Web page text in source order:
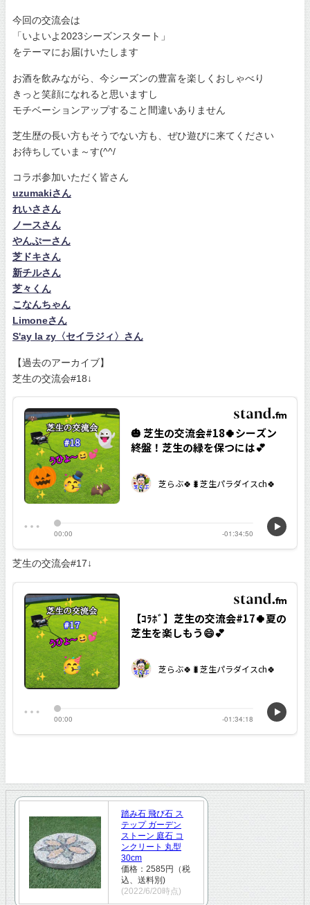
今回の交流会は
「いよいよ2023シーズンスタート」
をテーマにお届けいたします
お酒を飲みながら、今シーズンの豊富を楽しくおしゃべり
きっと笑顔になれると思いますし
モチベーションアップすること間違いありません
芝生歴の長い方もそうでない方も、ぜひ遊びに来てください
お待ちしていま～す(^^/
コラボ参加いただく皆さん
uzumakiさん
れいささん
ノースさん
やんぷーさん
芝ドキさん
新チルさん
芝々くん
こなんちゃん
Limoneさん
S'ay la zy〈セイラジィ〉さん
【過去のアーカイブ】
芝生の交流会#18↓
芝生の交流会#17↓
踏み石 飛び石 ス
テップ ガーデン
ストーン 庭石 コ
ンクリート 丸型
30cm
価格：2585円（税
込、送料別)
(2022/6/20時点)